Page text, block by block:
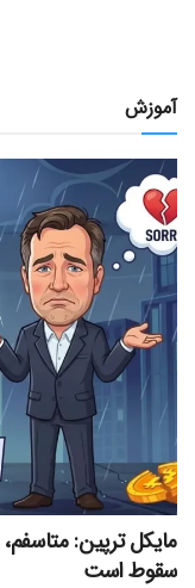
آموزش
سقوط است